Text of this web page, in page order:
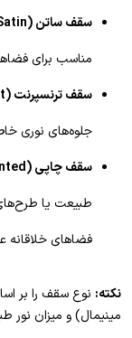
سقف ساتن (Satin):
مناسب برای
سقف ترنسپرنت (Translucent):
جلوه‌های نوری
سقف چاپی (Printed):
طبیعت یا
فضاهای خلاقانه
نکته: نوع سقف را بر
مینیمال) و میزان نور